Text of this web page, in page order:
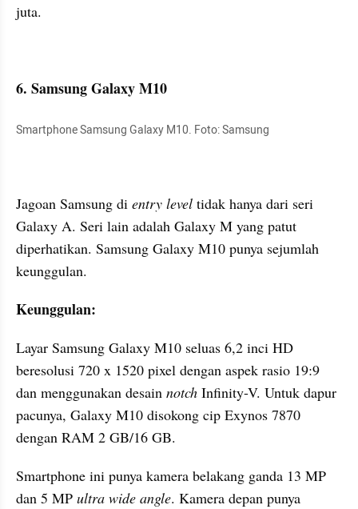
juta.
6. Samsung Galaxy M10
Smartphone Samsung Galaxy M10. Foto: Samsung
Jagoan Samsung di entry level tidak hanya dari seri
Galaxy A. Seri lain adalah Galaxy M yang patut
diperhatikan. Samsung Galaxy M10 punya sejumlah
keunggulan.
Keunggulan:
Layar Samsung Galaxy M10 seluas 6,2 inci HD
beresolusi 720 x 1520 pixel dengan aspek rasio 19:9
dan menggunakan desain notch Infinity-V. Untuk dapur
pacunya, Galaxy M10 disokong cip Exynos 7870
dengan RAM 2 GB/16 GB.
Smartphone ini punya kamera belakang ganda 13 MP
dan 5 MP ultra wide angle. Kamera depan punya